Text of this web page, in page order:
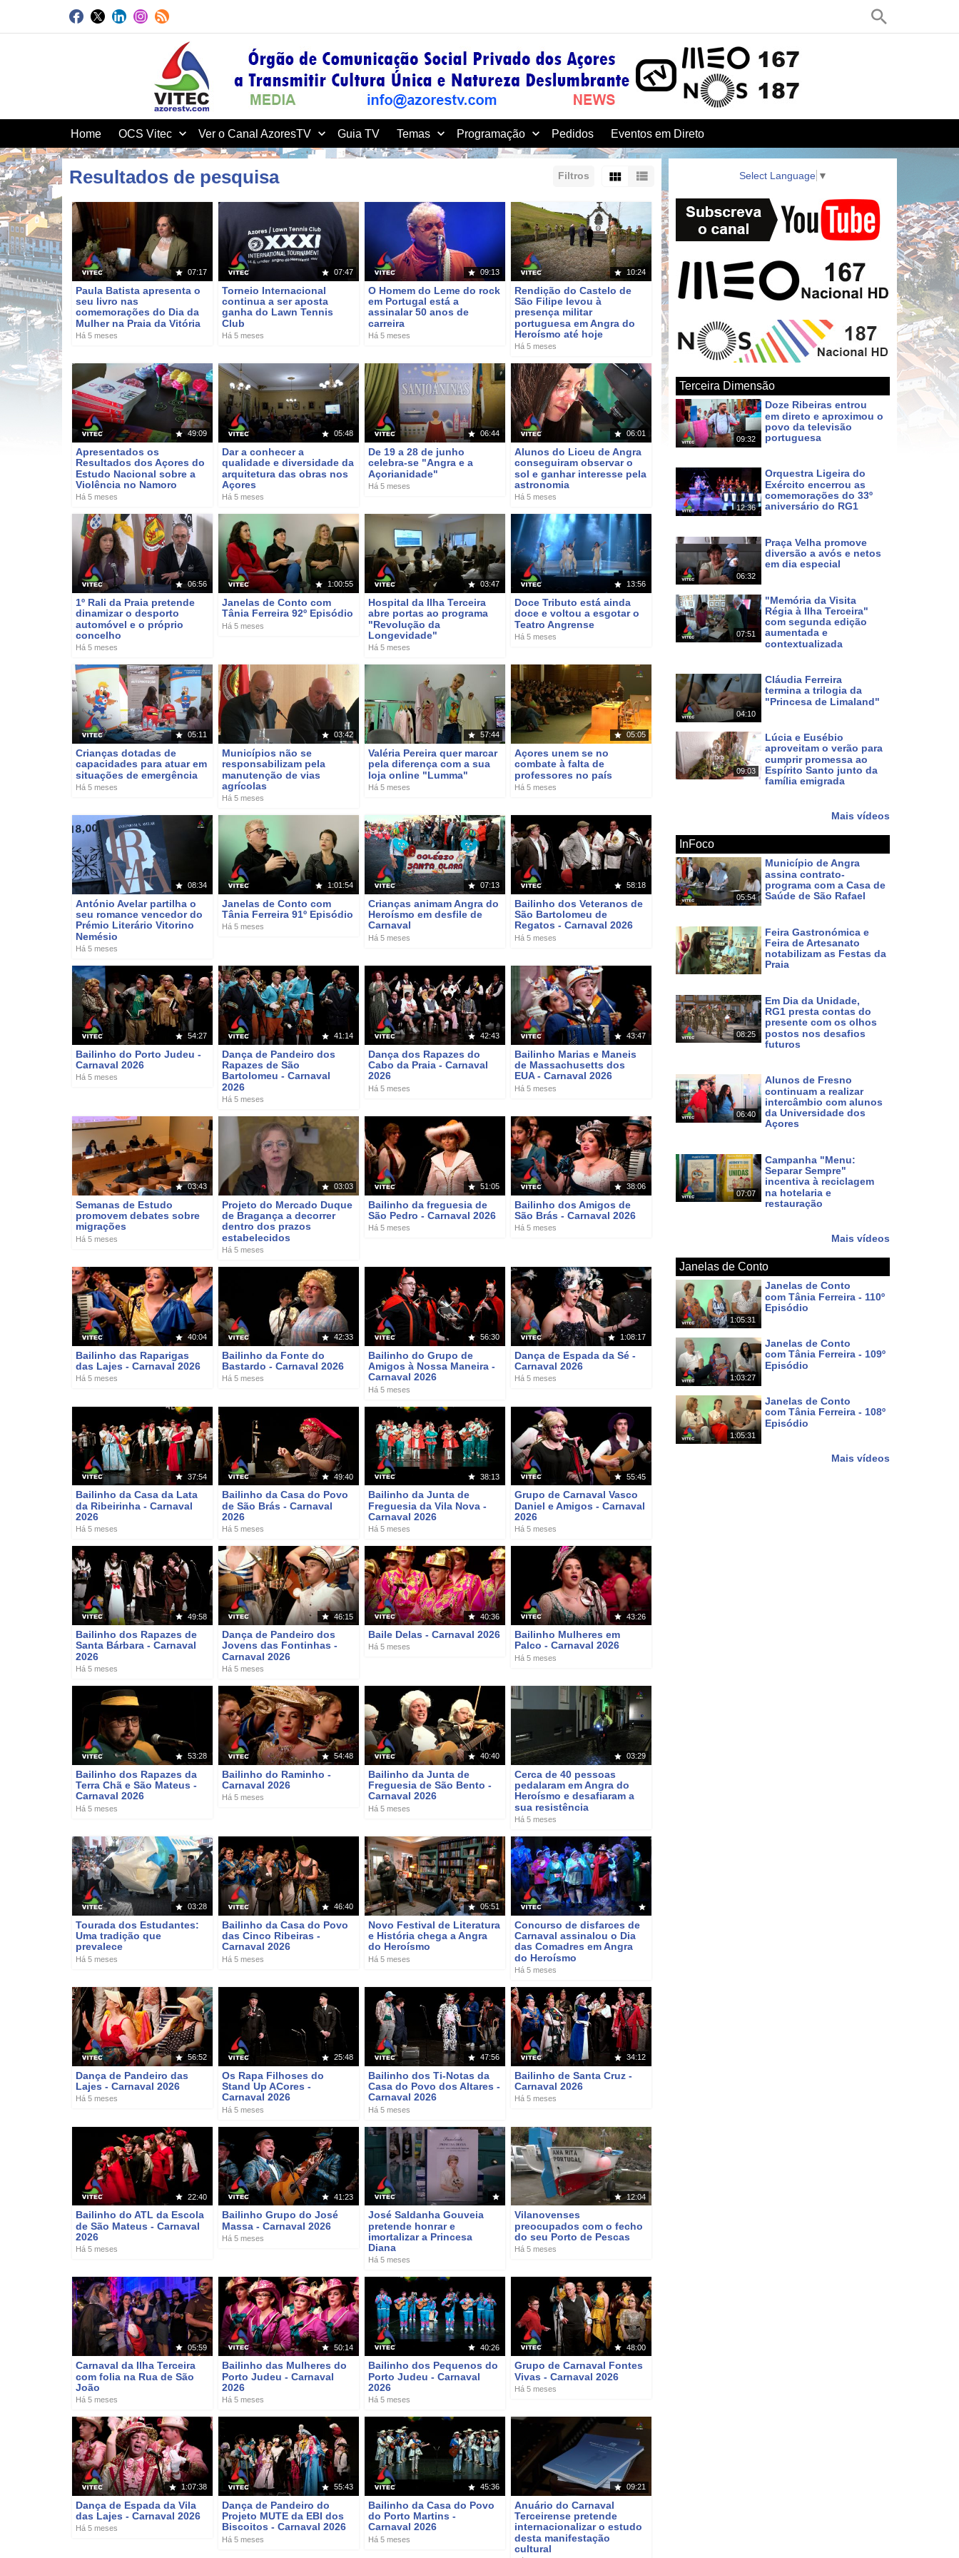
Home OCS Vitec Ver o Canal AzoresTV Guia TV Temas Programação Pedidos Eventos em Direto
Filtros
Resultados de pesquisa
Ordenar por: Mostrar: Resultados/Página:
07:17
Paula Batista apresenta o
seu livro nas
comemorações do Dia da
Mulher na Praia da Vitória
Há 5 meses
07:47
Torneio Internacional
continua a ser aposta
ganha do Lawn Tennis
Club
Há 5 meses
09:13
O Homem do Leme do rock
em Portugal está a
assinalar 50 anos de
carreira
Há 5 meses
10:24
Rendição do Castelo de
São Filipe levou à
presença militar
portuguesa em Angra do
Heroísmo até hoje
Há 5 meses
49:09
Apresentados os
Resultados dos Açores do
Estudo Nacional sobre a
Violência no Namoro
Há 5 meses
05:48
Dar a conhecer a
qualidade e diversidade da
arquitetura das obras nos
Açores
Há 5 meses
06:44
De 19 a 28 de junho
celebra-se "Angra e a
Açorianidade"
Há 5 meses
06:01
Alunos do Liceu de Angra
conseguiram observar o
sol e ganhar interesse pela
astronomia
Há 5 meses
06:56
1º Rali da Praia pretende
dinamizar o desporto
automóvel e o próprio
concelho
Há 5 meses
1:00:55
Janelas de Conto com
Tânia Ferreira 92º Episódio
Há 5 meses
03:47
Hospital da Ilha Terceira
abre portas ao programa
"Revolução da
Longevidade"
Há 5 meses
13:56
Doce Tributo está ainda
doce e voltou a esgotar o
Teatro Angrense
Há 5 meses
05:11
Crianças dotadas de
capacidades para atuar em
situações de emergência
Há 5 meses
03:42
Municípios não se
responsabilizam pela
manutenção de vias
agrícolas
Há 5 meses
57:44
Valéria Pereira quer marcar
pela diferença com a sua
loja online "Lumma"
Há 5 meses
05:05
Açores unem se no
combate à falta de
professores no país
Há 5 meses
08:34
António Avelar partilha o
seu romance vencedor do
Prémio Literário Vitorino
Nemésio
Há 5 meses
1:01:54
Janelas de Conto com
Tânia Ferreira 91º Episódio
Há 5 meses
07:13
Crianças animam Angra do
Heroísmo em desfile de
Carnaval
Há 5 meses
58:18
Bailinho dos Veteranos de
São Bartolomeu de
Regatos - Carnaval 2026
Há 5 meses
54:27
Bailinho do Porto Judeu -
Carnaval 2026
Há 5 meses
41:14
Dança de Pandeiro dos
Rapazes de São
Bartolomeu - Carnaval
2026
Há 5 meses
42:43
Dança dos Rapazes do
Cabo da Praia - Carnaval
2026
Há 5 meses
43:47
Bailinho Marias e Maneis
de Massachusetts dos
EUA - Carnaval 2026
Há 5 meses
03:43
Semanas de Estudo
promovem debates sobre
migrações
Há 5 meses
03:03
Projeto do Mercado Duque
de Bragança a decorrer
dentro dos prazos
estabelecidos
Há 5 meses
51:05
Bailinho da freguesia de
São Pedro - Carnaval 2026
Há 5 meses
38:06
Bailinho dos Amigos de
São Brás - Carnaval 2026
Há 5 meses
40:04
Bailinho das Raparigas
das Lajes - Carnaval 2026
Há 5 meses
42:33
Bailinho da Fonte do
Bastardo - Carnaval 2026
Há 5 meses
56:30
Bailinho do Grupo de
Amigos à Nossa Maneira -
Carnaval 2026
Há 5 meses
1:08:17
Dança de Espada da Sé -
Carnaval 2026
Há 5 meses
37:54
Bailinho da Casa da Lata
da Ribeirinha - Carnaval
2026
Há 5 meses
49:40
Bailinho da Casa do Povo
de São Brás - Carnaval
2026
Há 5 meses
38:13
Bailinho da Junta de
Freguesia da Vila Nova -
Carnaval 2026
Há 5 meses
55:45
Grupo de Carnaval Vasco
Daniel e Amigos - Carnaval
2026
Há 5 meses
49:58
Bailinho dos Rapazes de
Santa Bárbara - Carnaval
2026
Há 5 meses
46:15
Dança de Pandeiro dos
Jovens das Fontinhas -
Carnaval 2026
Há 5 meses
40:36
Baile Delas - Carnaval 2026
Há 5 meses
43:26
Bailinho Mulheres em
Palco - Carnaval 2026
Há 5 meses
53:28
Bailinho dos Rapazes da
Terra Chã e São Mateus -
Carnaval 2026
Há 5 meses
54:48
Bailinho do Raminho -
Carnaval 2026
Há 5 meses
40:40
Bailinho da Junta de
Freguesia de São Bento -
Carnaval 2026
Há 5 meses
03:29
Cerca de 40 pessoas
pedalaram em Angra do
Heroísmo e desafiaram a
sua resistência
Há 5 meses
03:28
Tourada dos Estudantes:
Uma tradição que
prevalece
Há 5 meses
46:40
Bailinho da Casa do Povo
das Cinco Ribeiras -
Carnaval 2026
Há 5 meses
05:51
Novo Festival de Literatura
e História chega a Angra
do Heroísmo
Há 5 meses
Concurso de disfarces de
Carnaval assinalou o Dia
das Comadres em Angra
do Heroísmo
Há 5 meses
56:52
Dança de Pandeiro das
Lajes - Carnaval 2026
Há 5 meses
25:48
Os Rapa Filhoses do
Stand Up ACores -
Carnaval 2026
Há 5 meses
47:56
Bailinho dos Ti-Notas da
Casa do Povo dos Altares -
Carnaval 2026
Há 5 meses
34:12
Bailinho de Santa Cruz -
Carnaval 2026
Há 5 meses
22:40
Bailinho do ATL da Escola
de São Mateus - Carnaval
2026
Há 5 meses
41:23
Bailinho Grupo do José
Massa - Carnaval 2026
Há 5 meses
José Saldanha Gouveia
pretende honrar e
imortalizar a Princesa
Diana
Há 5 meses
12:04
Vilanovenses
preocupados com o fecho
do seu Porto de Pescas
Há 5 meses
05:59
Carnaval da Ilha Terceira
com folia na Rua de São
João
Há 5 meses
50:14
Bailinho das Mulheres do
Porto Judeu - Carnaval
2026
Há 5 meses
40:26
Bailinho dos Pequenos do
Porto Judeu - Carnaval
2026
Há 5 meses
48:00
Grupo de Carnaval Fontes
Vivas - Carnaval 2026
Há 5 meses
1:07:38
Dança de Espada da Vila
das Lajes - Carnaval 2026
Há 5 meses
55:43
Dança de Pandeiro do
Projeto MUTE da EBI dos
Biscoitos - Carnaval 2026
Há 5 meses
45:36
Bailinho da Casa do Povo
do Porto Martins -
Carnaval 2026
Há 5 meses
09:21
Anuário do Carnaval
Terceirense pretende
internacionalizar o estudo
desta manifestação
cultural
Select Language ▼
Terceira Dimensão
09:32
Doze Ribeiras entrou
em direto e aproximou o
povo da televisão
portuguesa
12:36
Orquestra Ligeira do
Exército encerrou as
comemorações do 33º
aniversário do RG1
06:32
Praça Velha promove
diversão a avós e netos
em dia especial
07:51
"Memória da Visita
Régia à Ilha Terceira"
com segunda edição
aumentada e
contextualizada
04:10
Cláudia Ferreira
termina a trilogia da
"Princesa de Limaland"
09:03
Lúcia e Eusébio
aproveitam o verão para
cumprir promessa ao
Espírito Santo junto da
família emigrada
Mais vídeos
InFoco
05:54
Município de Angra
assina contrato-
programa com a Casa de
Saúde de São Rafael
Feira Gastronómica e
Feira de Artesanato
notabilizam as Festas da
Praia
08:25
Em Dia da Unidade,
RG1 presta contas do
presente com os olhos
postos nos desafios
futuros
06:40
Alunos de Fresno
continuam a realizar
intercâmbio com alunos
da Universidade dos
Açores
07:07
Campanha "Menu:
Separar Sempre"
incentiva à reciclagem
na hotelaria e
restauração
Mais vídeos
Janelas de Conto
1:05:31
Janelas de Conto
com Tânia Ferreira - 110º
Episódio
1:03:27
Janelas de Conto
com Tânia Ferreira - 109º
Episódio
1:05:31
Janelas de Conto
com Tânia Ferreira - 108º
Episódio
Mais vídeos